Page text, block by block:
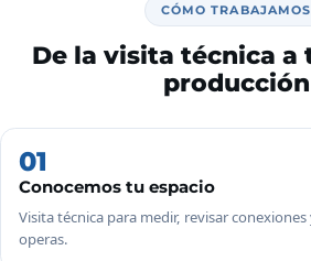
CÓMO TRABAJAMOS
De la visita técnica a
producción
01
Conocemos tu espacio
Visita técnica para medir, revisar
operas.